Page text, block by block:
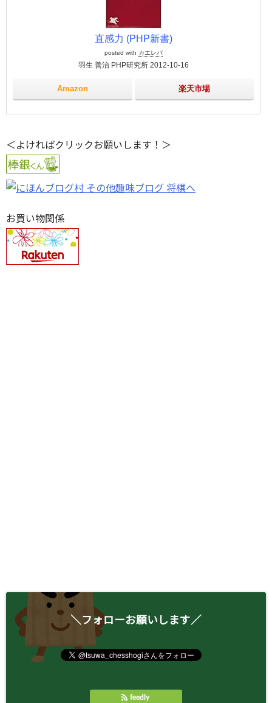
直感力 (PHP新書)
posted with カエレバ
羽生 善治 PHP研究所 2012-10-16
Amazon 楽天市場
＜よければクリックお願いします！＞
お買い物関係
＼フォローお願いします／
feedly